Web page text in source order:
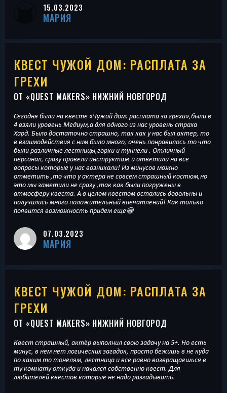
15.03.2023
МАРИЯ
КВЕСТ ЧУЖОЙ ДОМ: РАСПЛАТА ЗА
ГРЕХИ
ОТ «QUEST MAKERS» НИЖНИЙ НОВГОРОД
Сегодня были на квесте «Чужой дом: расплата за грехи»,были в
4 взяли уровень Медиум,а для одного из нас уровень страха
Хард. Было достаточно страшно, так как у нас был актер, то
в взаимодействия с ним было много, очень понравилось то что
были различные лестницы,горки и туннели . Отличный
персонал, сразу провели инструктаж и ответили на все
вопросы которые у нас возникали! Из минусов можно
отметить ,то что у актера не совсем страшный костюм,но
это мы заметили не сразу ,так как были погружены в
атмосферу квеста. А в целом квестом остались довольны и
получились много положительный впечатлений! Как только
появится возможность придем еще😁
07.03.2023
МАРИЯ
КВЕСТ ЧУЖОЙ ДОМ: РАСПЛАТА ЗА
ГРЕХИ
ОТ «QUEST MAKERS» НИЖНИЙ НОВГОРОД
Квест страшный, актёр выполнил свою задачу на 5+. Но есть
минус, в нем нет логических загадок, просто бежишь в не куда
по каким то тонелям, лестница и все равно возвращаешься в
ту комнату откуда и начался собственно квест. Для
любителей квестов которые не надо разгадывать.